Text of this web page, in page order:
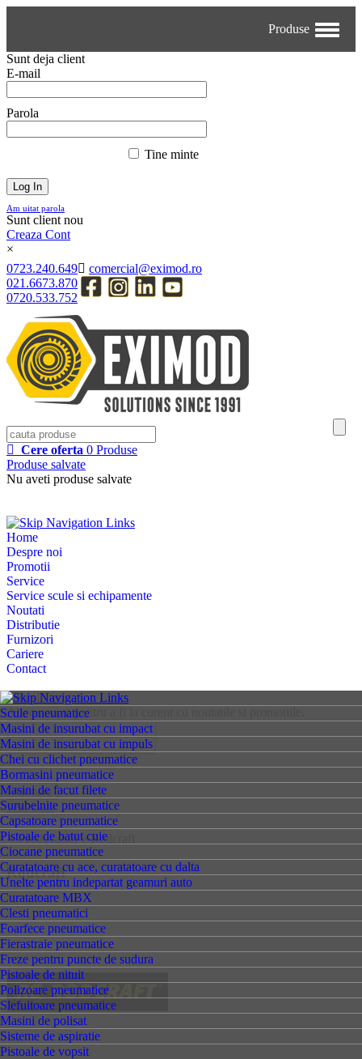
Produse
Sunt deja client
E-mail
Parola
Tine minte
Am uitat parola
Sunt client nou
Creaza Cont
×
0723.240.649
021.6673.870
0720.533.752
comercial@eximod.ro
Cere oferta 0 Produse
Produse salvate
Nu aveti produse salvate
Home
Despre noi
Promotii
Service
Service scule si echipamente
Noutati
Distributie
Furnizori
Cariere
Contact
Scule pneumatice
Masini de insurubat cu impact
Masini de insurubat cu impuls
Chei cu clichet pneumatice
Bormasini pneumatice
Masini de facut filete
Surubelnite pneumatice
Capsatoare pneumatice
Pistoale de batut cuie
Ciocane pneumatice
Curatatoare cu ace, curatatoare cu dalta
Unelte pentru indepartat geamuri auto
Curatatoare MBX
Clesti pneumatici
Foarfece pneumatice
Fierastraie pneumatice
Freze pentru puncte de sudura
Pistoale de nituit
Polizoare pneumatice
Slefuitoare pneumatice
Masini de polisat
Sisteme de aspiratie
Pistoale de vopsit
Newsletter
Aboneaza-te pentru a fi la curent cu noutatile si promotiile.
vezi toate
» Producatori»Rodcraft
Rodcraft